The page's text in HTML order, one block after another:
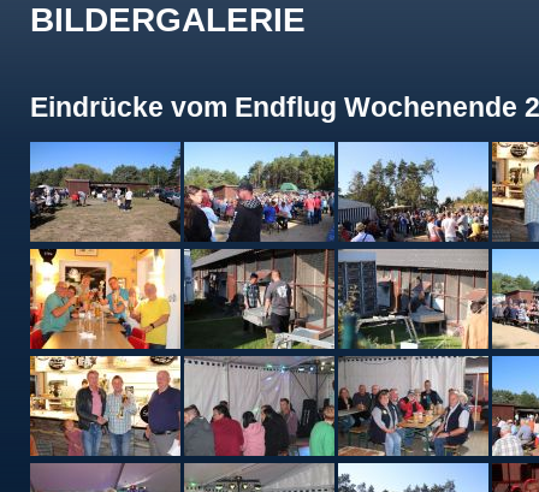
BILDERGALERIE
Eindrücke vom Endflug Wochenende